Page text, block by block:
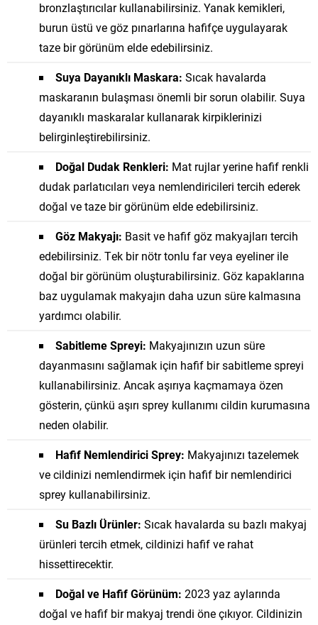
bronzlaştırıcılar kullanabilirsiniz. Yanak kemikleri,
burun üstü ve göz pınarlarına hafifçe uygulayarak
taze bir görünüm elde edebilirsiniz.
Suya Dayanıklı Maskara: Sıcak havalarda
maskaranın bulaşması önemli bir sorun olabilir. Suya
dayanıklı maskaralar kullanarak kirpiklerinizi
belirginleştirebilirsiniz.
Doğal Dudak Renkleri: Mat rujlar yerine hafif renkli
dudak parlatıcıları veya nemlendiricileri tercih ederek
doğal ve taze bir görünüm elde edebilirsiniz.
Göz Makyajı: Basit ve hafif göz makyajları tercih
edebilirsiniz. Tek bir nötr tonlu far veya eyeliner ile
doğal bir görünüm oluşturabilirsiniz. Göz kapaklarına
baz uygulamak makyajın daha uzun süre kalmasına
yardımcı olabilir.
Sabitleme Spreyi: Makyajınızın uzun süre
dayanmasını sağlamak için hafif bir sabitleme spreyi
kullanabilirsiniz. Ancak aşırıya kaçmamaya özen
gösterin, çünkü aşırı sprey kullanımı cildin kurumasına
neden olabilir.
Hafif Nemlendirici Sprey: Makyajınızı tazelemek
ve cildinizi nemlendirmek için hafif bir nemlendirici
sprey kullanabilirsiniz.
Su Bazlı Ürünler: Sıcak havalarda su bazlı makyaj
ürünleri tercih etmek, cildinizi hafif ve rahat
hissettirecektir.
Doğal ve Hafif Görünüm: 2023 yaz aylarında
doğal ve hafif bir makyaj trendi öne çıkıyor. Cildinizin